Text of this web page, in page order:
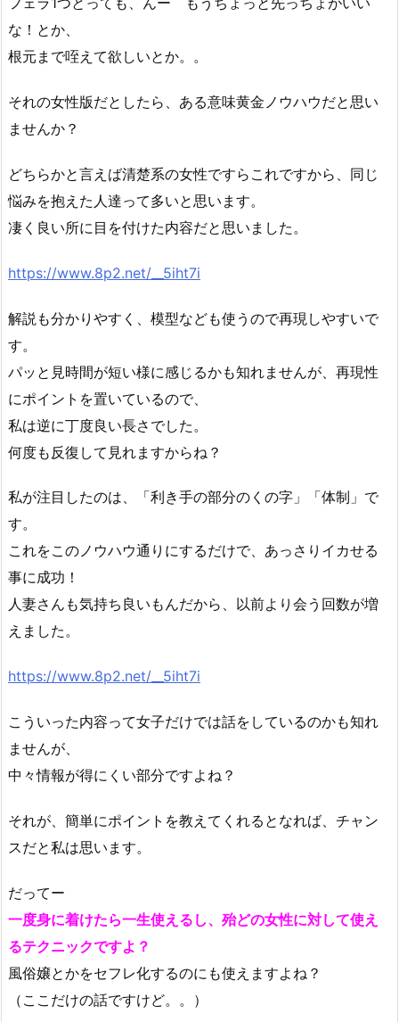
な！とか、
根元まで咥えて欲しいとか。。
それの女性版だとしたら、ある意味黄金ノウハウだと思い
ませんか？
どちらかと言えば清楚系の女性ですらこれですから、同じ
悩みを抱えた人達って多いと思います。
凄く良い所に目を付けた内容だと思いました。
https://www.8p2.net/__5iht7i
解説も分かりやすく、模型なども使うので再現しやすいで
す。
パッと見時間が短い様に感じるかも知れませんが、再現性
にポイントを置いているので、
私は逆に丁度良い長さでした。
何度も反復して見れますからね？
私が注目したのは、「利き手の部分のくの字」「体制」で
す。
これをこのノウハウ通りにするだけで、あっさりイカせる
事に成功！
人妻さんも気持ち良いもんだから、以前より会う回数が増
えました。
https://www.8p2.net/__5iht7i
こういった内容って女子だけでは話をしているのかも知れ
ませんが、
中々情報が得にくい部分ですよね？
それが、簡単にポイントを教えてくれるとなれば、チャン
スだと私は思います。
だってー
一度身に着けたら一生使えるし、殆どの女性に対して使え
るテクニックですよ？
風俗嬢とかをセフレ化するのにも使えますよね？
（ここだけの話ですけど。。）